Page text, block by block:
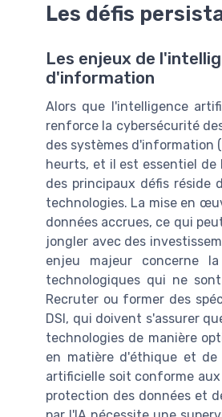
Les défis
Les enjeux de
d'information
Alors que l'intelligence
renforce la cybersécurité
des systèmes d'information
heurts, et il est essentiel de
des principaux défis réside
technologies. La mise en
données accrues, ce qui
jongler avec des
enjeu majeur concerne
technologiques qui ne
Recruter ou former des
DSI, qui doivent s'assurer
technologies de manière
en matière d'éthique et
artificielle soit conforme
protection des données et